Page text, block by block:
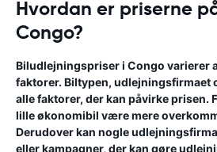
Hvordan er priserne
Congo?
Biludlejningspriser i Congo varierer
faktorer. Biltypen, udlejningsfirmaet
alle faktorer, der kan påvirke prisen.
lille økonomibil være mere
Derudover kan nogle
eller kampagner, der kan gøre